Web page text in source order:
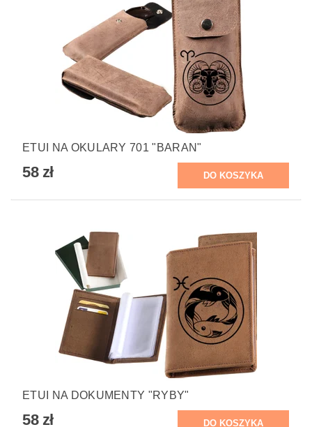
ETUI NA OKULARY 701 "BARAN"
58 zł
ETUI NA DOKUMENTY "RYBY"
58 zł